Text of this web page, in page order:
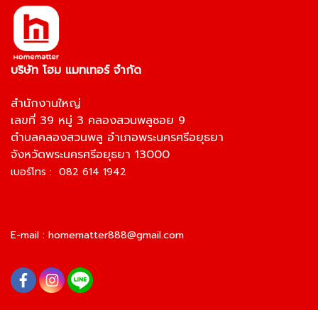
บริษัท โฮม แมทเทอร์ จำกัด
สำนักงานใหญ่
เลขที่ 39 หมู่ 3 คลองสวนพลูซอย 9
ตำบลคลองสวนพลู อำเภอพระนครศรีอยุธยา
จังหวัดพระนครศรีอยุธยา 13000
เบอร์โทร : 082 614 1942
E-mail : homematter888@gmail.com